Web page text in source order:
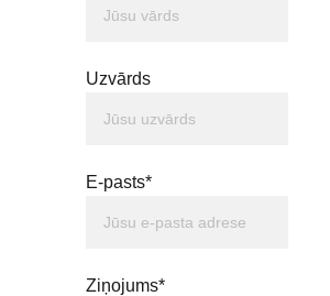
Uzvārds
E-pasts*
Ziņojums*